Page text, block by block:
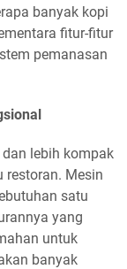
banyak kopi
fitur-fitur
pemanasan
lebih kompak
restoran. Mesin
satu
yang
untuk
banyak